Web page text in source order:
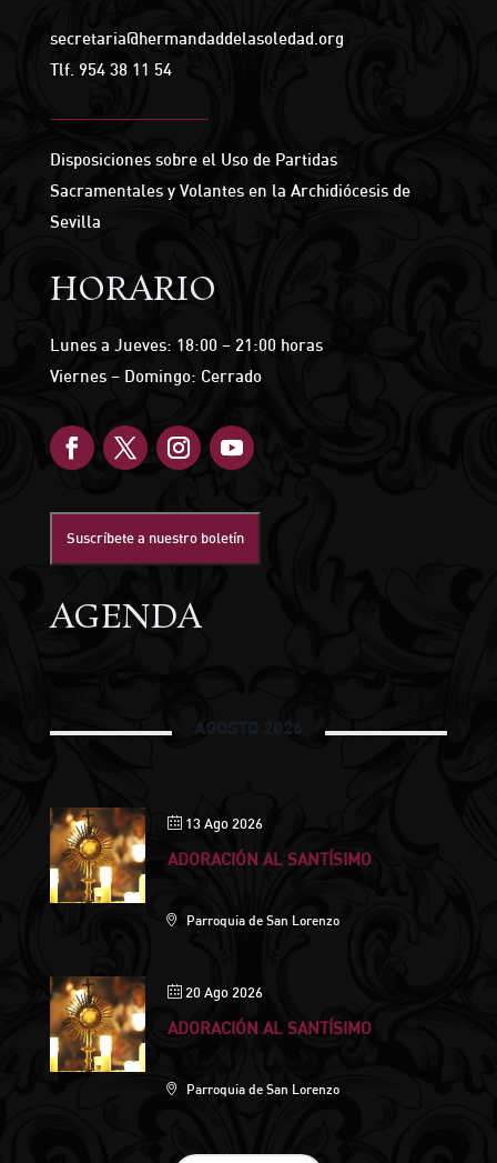
secretaria@hermandaddelasoledad.org
Tlf. 954 38 11 54
Disposiciones sobre el Uso de Partidas
Sacramentales y Volantes en la Archidiócesis de
Sevilla
HORARIO
Lunes a Jueves: 18:00 – 21:00 horas
Viernes – Domingo: Cerrado
Suscríbete a nuestro boletín
AGENDA
AGOSTO 2026
13 Ago 2026
ADORACIÓN AL SANTÍSIMO
Parroquia de San Lorenzo
20 Ago 2026
ADORACIÓN AL SANTÍSIMO
Parroquia de San Lorenzo